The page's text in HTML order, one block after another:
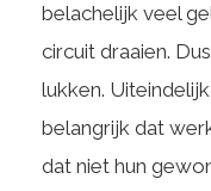
belachelijk veel
circuit draaien.
lukken.
belangrijk dat
dat niet hun